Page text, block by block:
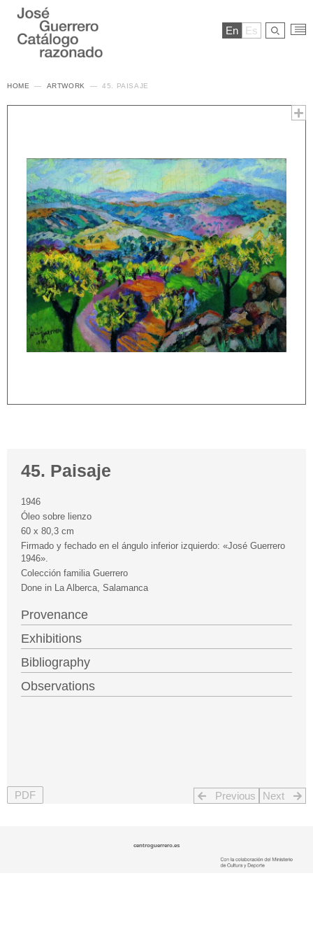
En Es
HOME ARTWORK 45. PAISAJE
45. Paisaje
1946
Óleo sobre lienzo
60 x 80,3 cm
Firmado y fechado en el ángulo inferior izquierdo: «José Guerrero
1946».
Colección familia Guerrero
Done in La Alberca, Salamanca
Provenance
Exhibitions
Bibliography
Observations
Previous Next
PDF
centroguerrero.es